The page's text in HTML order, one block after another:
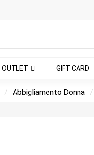
OUTLET GIFT CARD
Abbigliamento Donna